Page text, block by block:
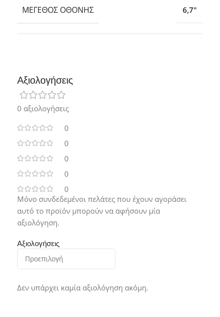
ΜΈΓΕΘΟΣ ΟΘΌΝΗΣ 6,7″
Αξιολογήσεις
0 αξιολογήσεις
0
0
0
0
0
Αξιολογήσεις
Δεν υπάρχει καμία αξιολόγηση ακόμη.
Μόνο συνδεδεμένοι πελάτες που έχουν αγοράσει
αυτό το προϊόν μπορούν να αφήσουν μία
αξιολόγηση.